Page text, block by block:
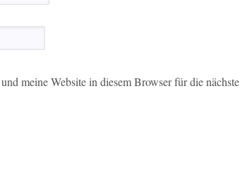
meine Website in diesem Browser für die nächste